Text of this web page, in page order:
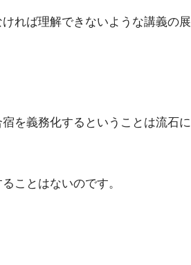
れば理解できないような講義の展
を義務化するということは流石に
ことはないのです。